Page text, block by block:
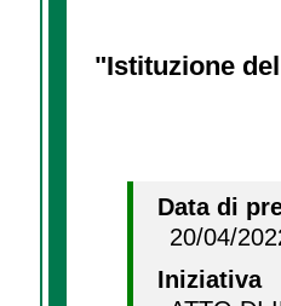
"Istituzione
Data di
20/04/
Iniziativa